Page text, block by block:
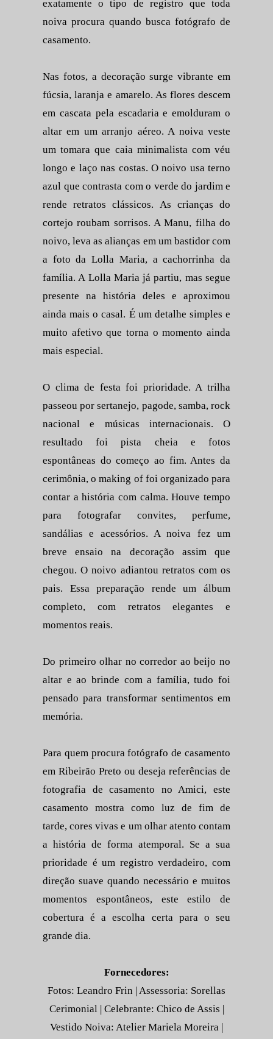
exatamente o tipo de registro que toda
noiva procura quando busca fotógrafo de
casamento.
Nas fotos, a decoração surge vibrante em
fúcsia, laranja e amarelo. As flores descem
em cascata pela escadaria e emolduram o
altar em um arranjo aéreo. A noiva veste
um tomara que caia minimalista com véu
longo e laço nas costas. O noivo usa terno
azul que contrasta com o verde do jardim e
rende retratos clássicos. As crianças do
cortejo roubam sorrisos. A Manu, filha do
noivo, leva as alianças em um bastidor com
a foto da Lolla Maria, a cachorrinha da
família. A Lolla Maria já partiu, mas segue
presente na história deles e aproximou
ainda mais o casal. É um detalhe simples e
muito afetivo que torna o momento ainda
mais especial.
O clima de festa foi prioridade. A trilha
passeou por sertanejo, pagode, samba, rock
nacional e músicas internacionais. O
resultado foi pista cheia e fotos
espontâneas do começo ao fim. Antes da
cerimônia, o making of foi organizado para
contar a história com calma. Houve tempo
para fotografar convites, perfume,
sandálias e acessórios. A noiva fez um
breve ensaio na decoração assim que
chegou. O noivo adiantou retratos com os
pais. Essa preparação rende um álbum
completo, com retratos elegantes e
momentos reais.
Do primeiro olhar no corredor ao beijo no
altar e ao brinde com a família, tudo foi
pensado para transformar sentimentos em
memória.
Para quem procura fotógrafo de casamento
em Ribeirão Preto ou deseja referências de
fotografia de casamento no Amici, este
casamento mostra como luz de fim de
tarde, cores vivas e um olhar atento contam
a história de forma atemporal. Se a sua
prioridade é um registro verdadeiro, com
direção suave quando necessário e muitos
momentos espontâneos, este estilo de
cobertura é a escolha certa para o seu
grande dia.
Fornecedores:
Fotos: Leandro Frin | Assessoria: Sorellas
Cerimonial | Celebrante: Chico de Assis |
Vestido Noiva: Atelier Mariela Moreira |